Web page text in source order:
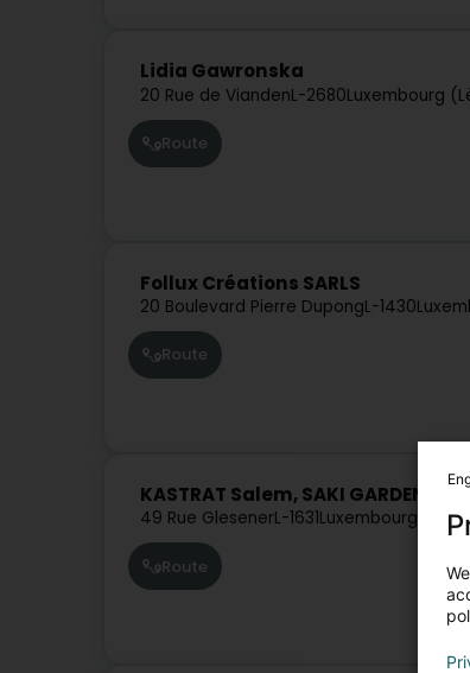
Lidia Gawronska
20 Rue de ViandenL-2680Luxembourg
Route
Follux Créations SARLS
20 Boulevard Pierre DupongL-1430
Route
KASTRAT Salem, SAKI GARDENLUX
49 Rue GlesenerL-1631Luxembourg
Route